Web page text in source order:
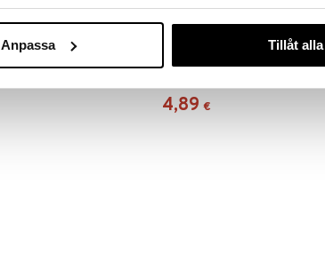
Anpassa Tillåt alla
Urtekram Aloe Vera Soap
Bar
4,89 €